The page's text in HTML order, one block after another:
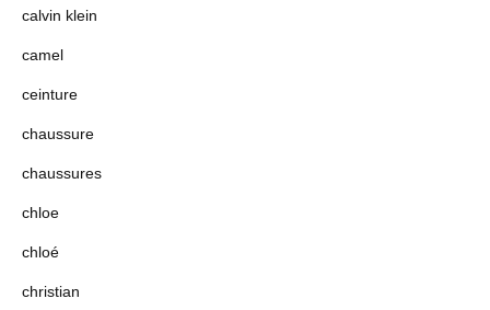
calvin klein
camel
ceinture
chaussure
chaussures
chloe
chloé
christian